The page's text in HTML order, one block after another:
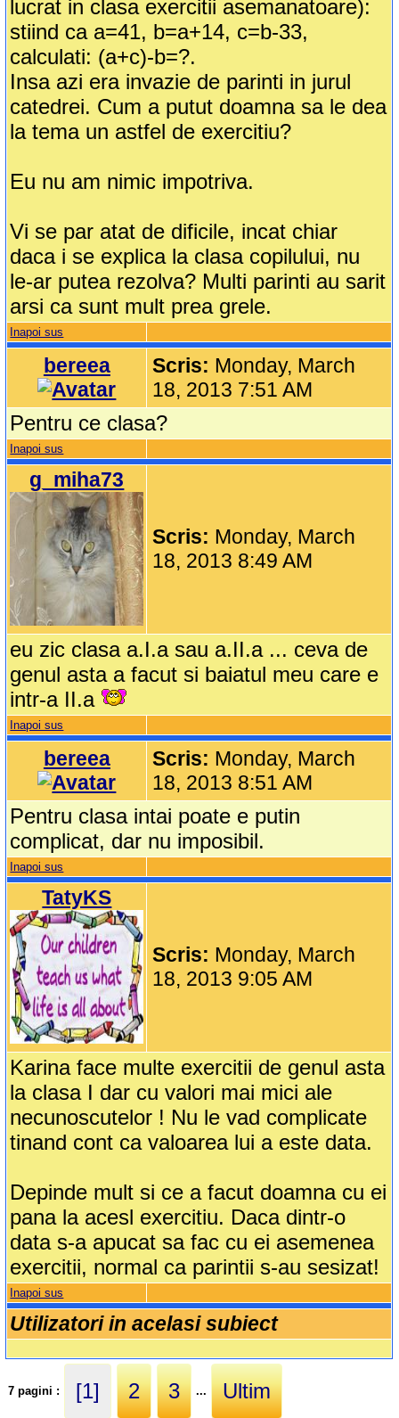
lucrat in clasa exercitii asemanatoare):
stiind ca a=41, b=a+14, c=b-33,
calculati: (a+c)-b=?.
Insa azi era invazie de parinti in jurul
catedrei. Cum a putut doamna sa le dea
la tema un astfel de exercitiu?
Eu nu am nimic impotriva.
Vi se par atat de dificile, incat chiar
daca i se explica la clasa copilului, nu
le-ar putea rezolva? Multi parinti au sarit
arsi ca sunt mult prea grele.
Inapoi sus
bereea Scris: Monday, March
18, 2013 7:51 AM
Pentru ce clasa?
Inapoi sus
g_miha73
Scris: Monday, March
18, 2013 8:49 AM
eu zic clasa a.I.a sau a.II.a ... ceva de
genul asta a facut si baiatul meu care e
intr-a II.a
Inapoi sus
bereea Scris: Monday, March
18, 2013 8:51 AM
Pentru clasa intai poate e putin
complicat, dar nu imposibil.
Inapoi sus
TatyKS
Scris: Monday, March
18, 2013 9:05 AM
Karina face multe exercitii de genul asta
la clasa I dar cu valori mai mici ale
necunoscutelor ! Nu le vad complicate
tinand cont ca valoarea lui a este data.
Depinde mult si ce a facut doamna cu ei
pana la acesl exercitiu. Daca dintr-o
data s-a apucat sa fac cu ei asemenea
exercitii, normal ca parintii s-au sesizat!
Inapoi sus
Utilizatori in acelasi subiect
7 pagini : [1] 2 3 ... Ultim